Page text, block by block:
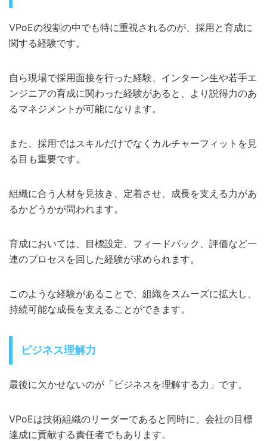
VPoEの役割の中でも特に重視されるのが、採用と育成に
関する経験です。
自ら現場で採用面接を行った経験、インターン生や若手エ
ンジニアの育成に関わった経験があると、より説得力のあ
るマネジメントが可能になります。
また、採用ではスキルだけでなくカルチャーフィットを見
る目も重要です。
組織に合う人材を見抜き、定着させ、成長を支える力があ
るかどうかが問われます。
育成においては、目標設定、フィードバック、評価など一
連のプロセスを回した経験が求められます。
このような経験があることで、組織をスムーズに拡大し、
持続可能な成長を支えることができます。
ビジネス理解力
最後に欠かせないのが「ビジネスを理解する力」です。
VPoEは技術組織のリーダーであると同時に、会社の目標
達成に貢献する責任者でもあります。